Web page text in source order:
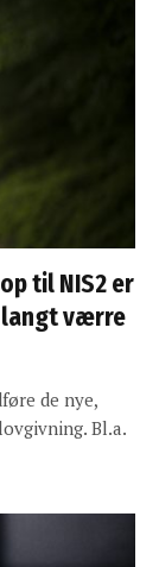
til NIS2 er
langt værre
de nye,
Bl.a.